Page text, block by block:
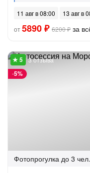
11 авг в 08:00
13 авг в
от5890 ₽ 6200 ₽ за
-5%
3 отзыва
Фотопрогулка до 3 чел.